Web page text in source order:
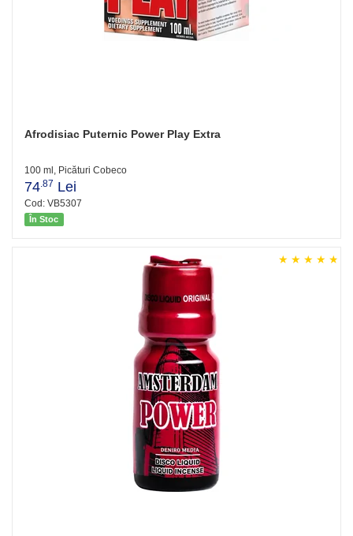
Afrodisiac Puternic Power Play Extra
100 ml, Picături Cobeco
74 .87 Lei
Cod: VB5307
În Stoc